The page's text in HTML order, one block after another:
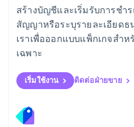
สร้างบัญชีและเริ่มรับการชำ
สัญญาหรือระบุรายละเอียดธ
เราเพื่อออกแบบแพ็กเกจสำ
เฉพาะ
เริ่มใช้งาน ติดต่อฝ่ายขาย
ลิทัวเนีย
English
สเปน
EspañolEnglish
English
EnglishItaliano
สวิตเซอร์แลนด์
สวีเดน
Svenska